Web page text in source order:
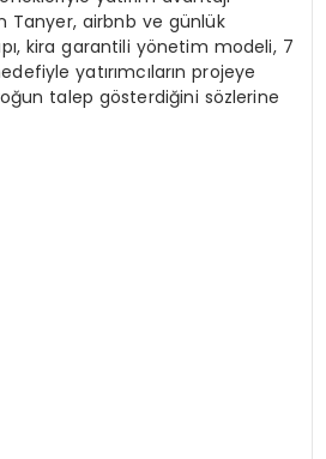
Tanyer, airbnb ve günlük
kira garantili yönetim modeli, 7
yatırımcıların projeye
talep gösterdiğini sözlerine